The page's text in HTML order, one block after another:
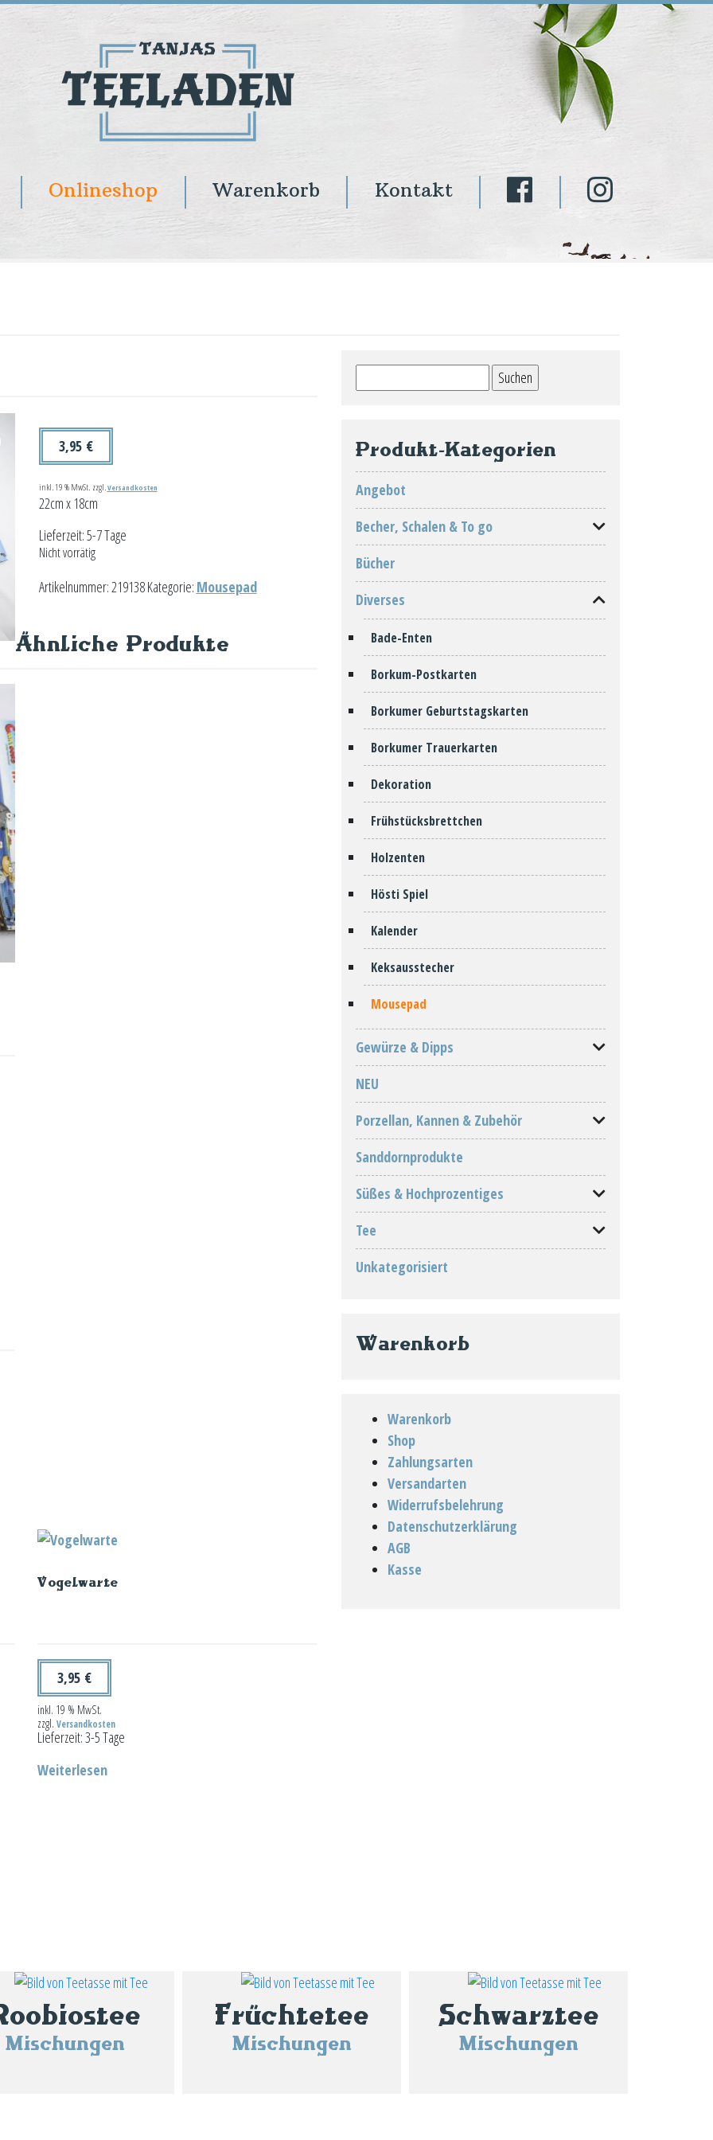
Onlineshop Warenkorb Kontakt
3,95 €
inkl. 19 % MwSt. zzgl. Versandkosten
22cm x 18cm
Lieferzeit:5-7 Tage
Nicht vorrätig
Artikelnummer: 219138Kategorie: Mousepad
Ähnliche Produkte
Vogelwarte
3,95 €
inkl. 19 % MwSt.
zzgl.Versandkosten
Lieferzeit:3-5 Tage
Weiterlesen
nach:
Produkt-Kategorien
Angebot
Becher, Schalen & To go
Bücher
Diverses
Bade-Enten
Borkum-Postkarten
Borkumer Geburtstagskarten
Borkumer Trauerkarten
Dekoration
Frühstücksbrettchen
Holzenten
Hösti Spiel
Kalender
Keksausstecher
Mousepad
Gewürze & Dipps
NEU
Porzellan, Kannen & Zubehör
Sanddornprodukte
Süßes & Hochprozentiges
Tee
Unkategorisiert
Warenkorb
Warenkorb
Shop
Zahlungsarten
Versandarten
Widerrufsbelehrung
Datenschutzerklärung
AGB
Kasse
Mischungen
Früchtetee
Mischungen
Schwarztee
Mischungen